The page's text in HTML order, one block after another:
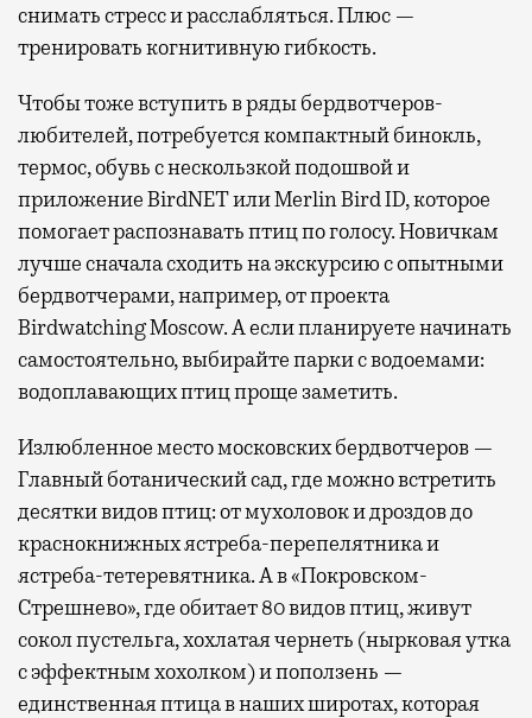
снимать стресс и расслабляться. Плюс —
тренировать когнитивную гибкость.
Чтобы тоже вступить в ряды бердвотчеров-
любителей, потребуется компактный бинокль,
термос, обувь с нескользкой подошвой и
приложение BirdNET или Merlin Bird ID, которое
помогает распознавать птиц по голосу. Новичкам
лучше сначала сходить на экскурсию с опытными
бердвотчерами, например, от проекта
Birdwatching Moscow. А если планируете начинать
самостоятельно, выбирайте парки с водоемами:
водоплавающих птиц проще заметить.
Излюбленное место московских бердвотчеров —
Главный ботанический сад, где можно встретить
десятки видов птиц: от мухоловок и дроздов до
краснокнижных ястреба-перепелятника и
ястреба-тетеревятника. А в «Покровском-
Стрешнево», где обитает 80 видов птиц, живут
сокол пустельга, хохлатая чернеть (нырковая утка
с эффектным хохолком) и поползень —
единственная птица в наших широтах, которая